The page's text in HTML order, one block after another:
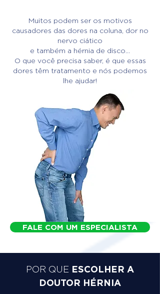
Muitos podem ser os motivos
causadores das dores na coluna, dor no
nervo ciático
e também a hérnia de disco...
O que você precisa saber, é que essas
dores têm tratamento e nós podemos
lhe ajudar!
FALE COM UM ESPECIALISTA
POR QUE ESCOLHER A
DOUTOR HÉRNIA